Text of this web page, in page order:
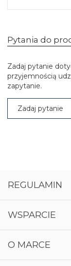
Pytania do
Zadaj pytanie
przyjemnością
zapytanie.
Zadaj pytanie
REGULAMIN
WSPARCIE
O MARCE